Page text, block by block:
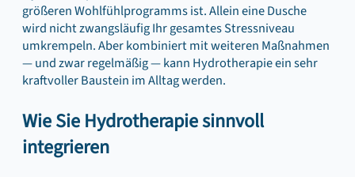
größeren Wohlfühlprogramms ist. Allein eine Dusche
wird nicht zwangsläufig Ihr gesamtes Stressniveau
umkrempeln. Aber kombiniert mit weiteren Maßnahmen
— und zwar regelmäßig — kann Hydrotherapie ein sehr
kraftvoller Baustein im Alltag werden.
Wie Sie Hydrotherapie sinnvoll
integrieren